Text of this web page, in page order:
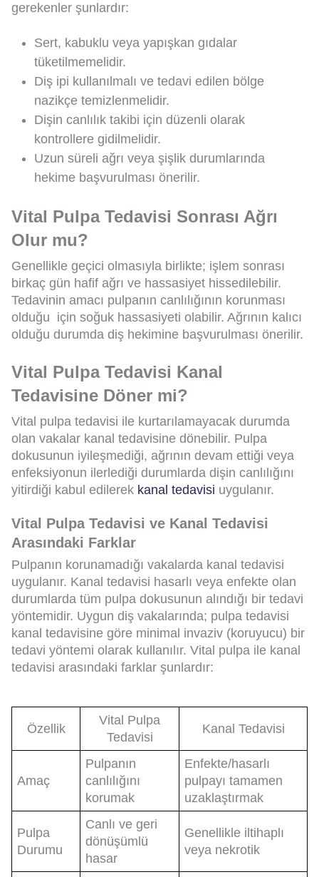
gerekenler şunlardır:
Sert, kabuklu veya yapışkan gıdalar
tüketilmemelidir.
Diş ipi kullanılmalı ve tedavi edilen bölge
nazikçe temizlenmelidir.
Dişin canlılık takibi için düzenli olarak
kontrollere gidilmelidir.
Uzun süreli ağrı veya şişlik durumlarında
hekime başvurulması önerilir.
Vital Pulpa Tedavisi Sonrası Ağrı
Olur mu?
Genellikle geçici olmasıyla birlikte; işlem sonrası
birkaç gün hafif ağrı ve hassasiyet hissedilebilir.
Tedavinin amacı pulpanın canlılığının korunması
olduğu için soğuk hassasiyeti olabilir. Ağrının kalıcı
olduğu durumda diş hekimine başvurulması önerilir.
Vital Pulpa Tedavisi Kanal
Tedavisine Döner mi?
Vital pulpa tedavisi ile kurtarılamayacak durumda
olan vakalar kanal tedavisine dönebilir. Pulpa
dokusunun iyileşmediği, ağrının devam ettiği veya
enfeksiyonun ilerlediği durumlarda dişin canlılığını
yitirdiği kabul edilerek kanal tedavisi uygulanır.
Vital Pulpa Tedavisi ve Kanal Tedavisi
Arasındaki Farklar
Pulpanın korunamadığı vakalarda kanal tedavisi
uygulanır. Kanal tedavisi hasarlı veya enfekte olan
durumlarda tüm pulpa dokusunun alındığı bir tedavi
yöntemidir. Uygun diş vakalarında; pulpa tedavisi
kanal tedavisine göre minimal invaziv (koruyucu) bir
tedavi yöntemi olarak kullanılır. Vital pulpa ile kanal
tedavisi arasındaki farklar şunlardır:
Özellik
Vital Pulpa
Tedavisi
Kanal Tedavisi
Amaç
Pulpanın
canlılığını
korumak
Enfekte/hasarlı
pulpayı tamamen
uzaklaştırmak
Pulpa
Durumu
Canlı ve geri
dönüşümlü
hasar
Genellikle iltihaplı
veya nekrotik